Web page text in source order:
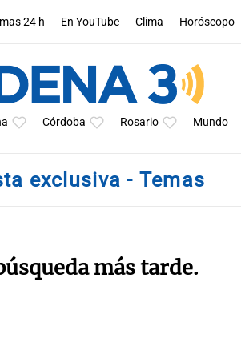
24 h En YouTube Clima Horóscopo
Córdoba Rosario Mundo
exclusiva - Temas
más tarde.